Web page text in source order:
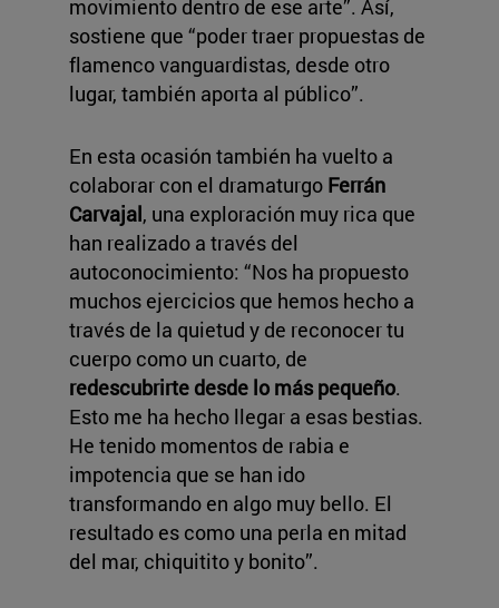
movimiento dentro de ese arte”. Así,
sostiene que “poder traer propuestas de
flamenco vanguardistas, desde otro
lugar, también aporta al público”.
En esta ocasión también ha vuelto a
colaborar con el dramaturgo Ferrán
Carvajal, una exploración muy rica que
han realizado a través del
autoconocimiento: “Nos ha propuesto
muchos ejercicios que hemos hecho a
través de la quietud y de reconocer tu
cuerpo como un cuarto, de
redescubrirte desde lo más pequeño.
Esto me ha hecho llegar a esas bestias.
He tenido momentos de rabia e
impotencia que se han ido
transformando en algo muy bello. El
resultado es como una perla en mitad
del mar, chiquitito y bonito”.